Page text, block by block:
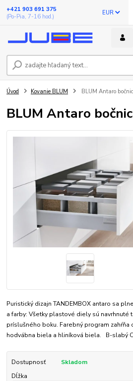
EUR
+421 903 691 375
(Po-Pia, 7-16 hod.)
Úvod Kovanie BLUM BLUM Antaro
BLUM Antaro
Puristický dizajn TANDEMBOX antaro sa
a farby: Všetky plastové diely sú navrhnuté
príslušného boku. Farebný program zahŕňa
hodvábna biela a hliníková biela. B-slabý
Dostupnosť
Skladom
Dĺžka